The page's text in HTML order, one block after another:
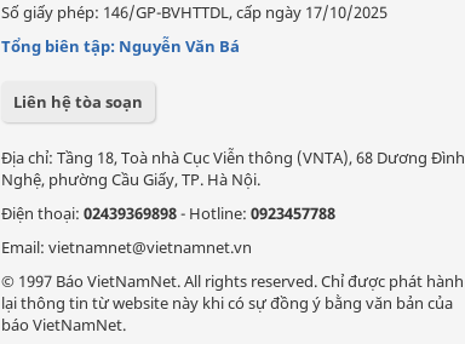
Số giấy phép: 146/GP-BVHTTDL, cấp ngày 17/10/2025
Tổng biên tập: Nguyễn Văn Bá
Liên hệ tòa soạn
Địa chỉ: Tầng 18, Toà nhà Cục Viễn thông (VNTA), 68 Dương Đình
Nghệ, phường Cầu Giấy, TP. Hà Nội.
Điện thoại: 02439369898- Hotline: 0923457788
Email: vietnamnet@vietnamnet.vn
© 1997 Báo VietNamNet. All rights reserved. Chỉ được phát hành
lại thông tin từ website này khi có sự đồng ý bằng văn bản của
báo VietNamNet.